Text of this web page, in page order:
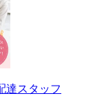
達スタッフ